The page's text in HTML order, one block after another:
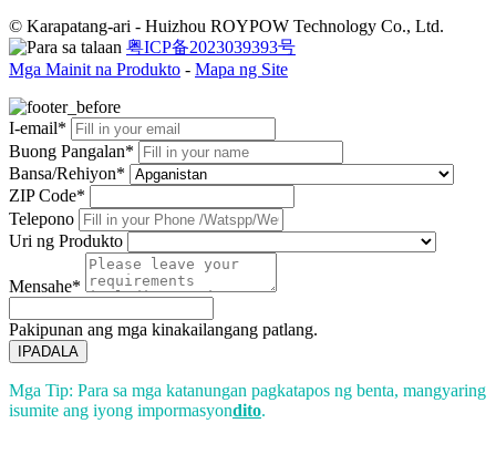
© Karapatang-ari - Huizhou ROYPOW Technology Co., Ltd.
粤ICP备2023039393号
Mga Mainit na Produkto - Mapa ng Site
I-email*
Buong Pangalan*
Bansa/Rehiyon*
ZIP Code*
Telepono
Uri ng Produkto
Mensahe*
Pakipunan ang mga kinakailangang patlang.
IPADALA
Mga Tip: Para sa mga katanungan pagkatapos ng benta, mangyaring
isumite ang iyong impormasyondito.